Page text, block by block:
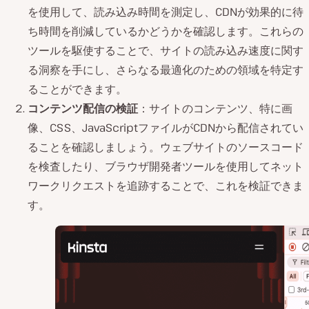
を使用して、読み込み時間を測定し、CDNが効果的に待
ち時間を削減しているかどうかを確認します。これらの
ツールを駆使することで、サイトの読み込み速度に関す
る洞察を手にし、さらなる最適化のための領域を特定す
ることができます。
コンテンツ配信の検証 ：サイトのコンテンツ、特に画
像、CSS、JavaScriptファイルがCDNから配信されてい
ることを確認しましょう。ウェブサイトのソースコード
を検査したり、ブラウザ開発者ツールを使用してネット
ワークリクエストを追跡することで、これを検証できま
す。